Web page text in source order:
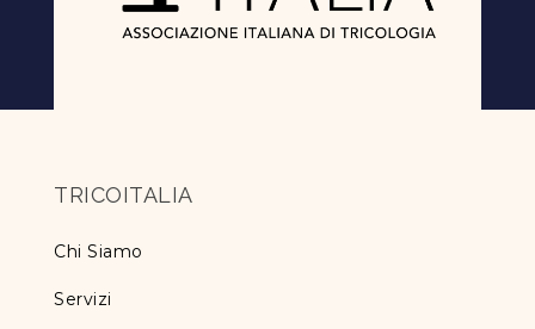
TRICOITALIA
Chi Siamo
Servizi